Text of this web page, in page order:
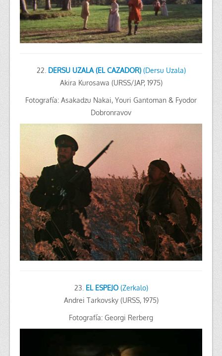
22. DERSU UZALA (EL CAZADOR)(Dersu Uzala)
Akira Kurosawa (URSS/JAP, 1975)
Fotografía: Asakadzu Nakai, Youri Gantoman & Fyodor
Dobronravov
23. EL ESPEJO(Zerkalo)
Andrei Tarkovsky (URSS, 1975)
Fotografía: Georgi Rerberg